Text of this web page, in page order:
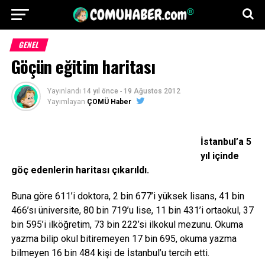
GENEL
Göçün eğitim haritası
Yayınlandı 14 yıl önce - 19 Ağustos 2012
Yayımlayan ÇOMÜ Haber
İstanbul’a 5
yıl içinde
göç edenlerin haritası çıkarıldı.
Buna göre 611’i doktora, 2 bin 677’i yüksek lisans, 41 bin
466’sı üniversite, 80 bin 719’u lise, 11 bin 431’i ortaokul, 37
bin 595’i ilköğretim, 73 bin 222’si ilkokul mezunu. Okuma
yazma bilip okul bitiremeyen 17 bin 695, okuma yazma
bilmeyen 16 bin 484 kişi de İstanbul’u tercih etti.